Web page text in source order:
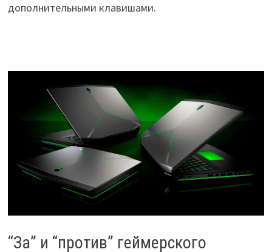
дополнительными клавишами.
“За” и “против” геймерского